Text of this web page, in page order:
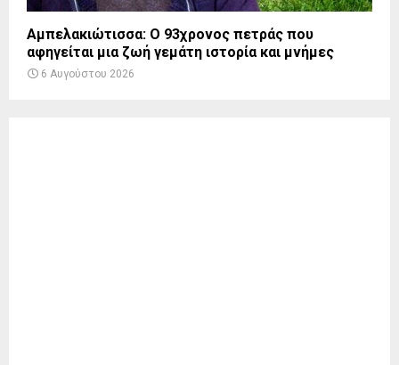
Αμπελακιώτισσα: Ο 93χρονος πετράς που
αφηγείται μια ζωή γεμάτη ιστορία και μνήμες
6 Αυγούστου 2026